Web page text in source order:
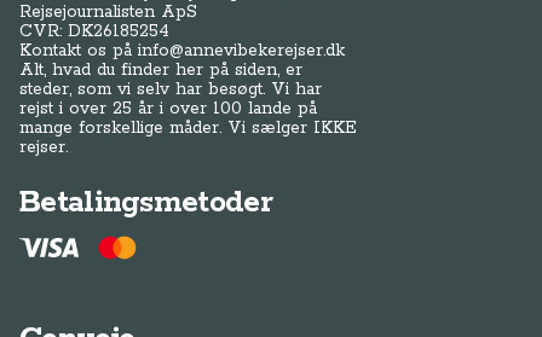
Rejsejournalisten ApS
CVR: DK26185254
Kontakt os påinfo@annevibekerejser.dk
Alt, hvad du finder her på siden, er
steder, som vi selv har besøgt. Vi har
rejst i over 25 år i over 100 lande på
mange forskellige måder. Vi sælger IKKE
rejser.
Betalingsmetoder